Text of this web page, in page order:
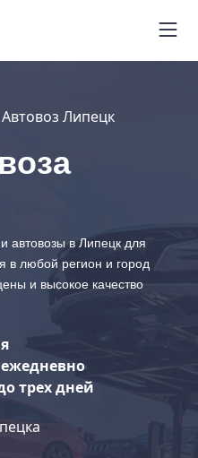
26-94
Автовоз Липецк
автовозы в Липецк для
в любой регион и город
и высокое качество
ежедневно
трех дней